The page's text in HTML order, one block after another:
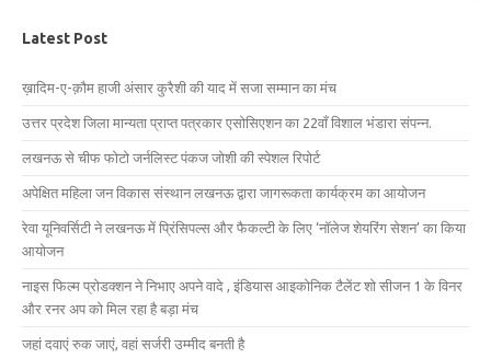
Latest Post
ख़ादिम-ए-क़ौम हाजी अंसार कुरैशी की याद में सजा सम्मान का मंच
उत्तर प्रदेश जिला मान्यता प्राप्त पत्रकार एसोसिएशन का 22वाँ विशाल भंडारा संपन्न.
लखनऊ से चीफ फोटो जर्नलिस्ट पंकज जोशी की स्पेशल रिपोर्ट
अपेक्षित महिला जन विकास संस्थान लखनऊ द्वारा जागरूकता कार्यक्रम का आयोजन
रेवा यूनिवर्सिटी ने लखनऊ में प्रिंसिपल्स और फैकल्टी के लिए ‘नॉलेज शेयरिंग सेशन’ का किया
आयोजन
नाइस फिल्म प्रोडक्शन ने निभाए अपने वादे , इंडियास आइकोनिक टैलेंट शो सीजन 1 के विनर
और रनर अप को मिल रहा है बड़ा मंच
जहां दवाएं रुक जाएं, वहां सर्जरी उम्मीद बनती है